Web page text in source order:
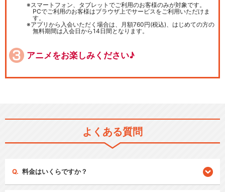
スマートフォン、タブレットでご利用のお客様のみが対象です。
PCでご利用のお客様はブラウザ上でサービスをご利用いただけま
す。
アプリから入会いただく場合は、月額760円(税込)、はじめての方の
無料期間は入会日から14日間となります。
アニメをお楽しみください♪
よくある質問
料金はいくらですか？